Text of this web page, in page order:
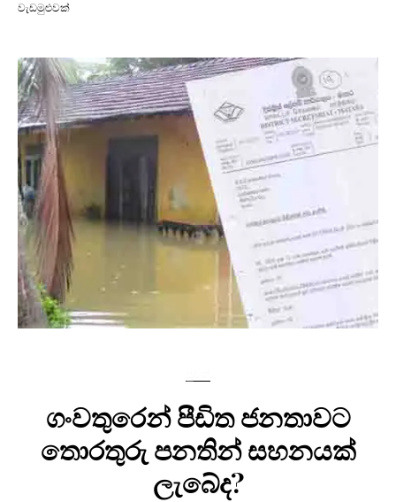
වැඩමුළුවක්
ගංවතුරෙන් පීඩිත ජනතාවට
තොරතුරු පනතින් සහනයක්
ලැබේද?